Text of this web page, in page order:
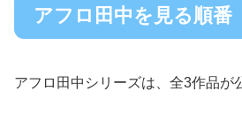
アフロ田中を見る順番
アフロ田中シリーズは、全3作品が